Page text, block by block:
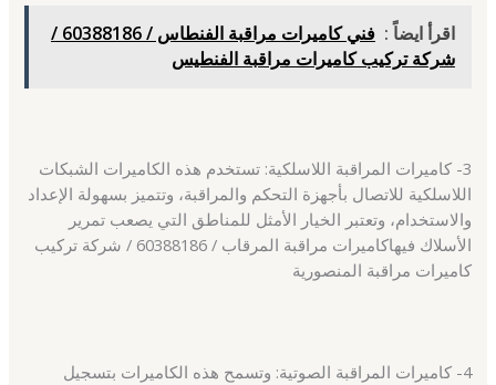
اقرأ ايضاً :
فني كاميرات مراقبة الفنطاس / 60388186 /
شركة تركيب كاميرات مراقبة الفنطيس
3- كاميرات المراقبة اللاسلكية: تستخدم هذه الكاميرات الشبكات
اللاسلكية للاتصال بأجهزة التحكم والمراقبة، وتتميز بسهولة الإعداد
والاستخدام، وتعتبر الخيار الأمثل للمناطق التي يصعب تمرير
الأسلاك فيهاكاميرات مراقبة المرقاب / 60388186 / شركة تركيب
كاميرات مراقبة المنصورية
4- كاميرات المراقبة الصوتية: وتسمح هذه الكاميرات بتسجيل